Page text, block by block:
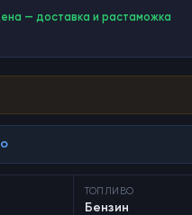
— доставка и растаможка
ТОПЛИВО
Бензин